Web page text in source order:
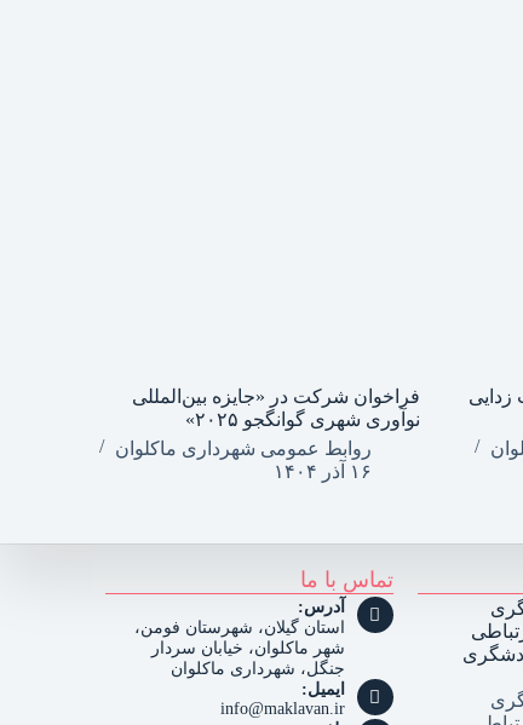
زدایی
فراخوان شرکت در «جایزه بین‌المللی
نوآوری شهری گوانگجو ۲۰۲۵»
روابط عمومی شهرداری ماکلوان
۱۶ آذر ۱۴۰۴
تماس با ما
آدرس:
استان گیلان، شهرستان فومن،
شهر ماکلوان، خیابان سردار
جنگل، شهرداری ماکلوان
ایمیل:
info@maklavan.ir